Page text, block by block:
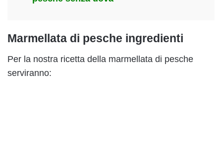
Marmellata di pesche ingredienti
Per la nostra ricetta della marmellata di pesche
serviranno: